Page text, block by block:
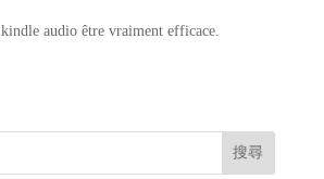
audio être vraiment efficace.
搜尋